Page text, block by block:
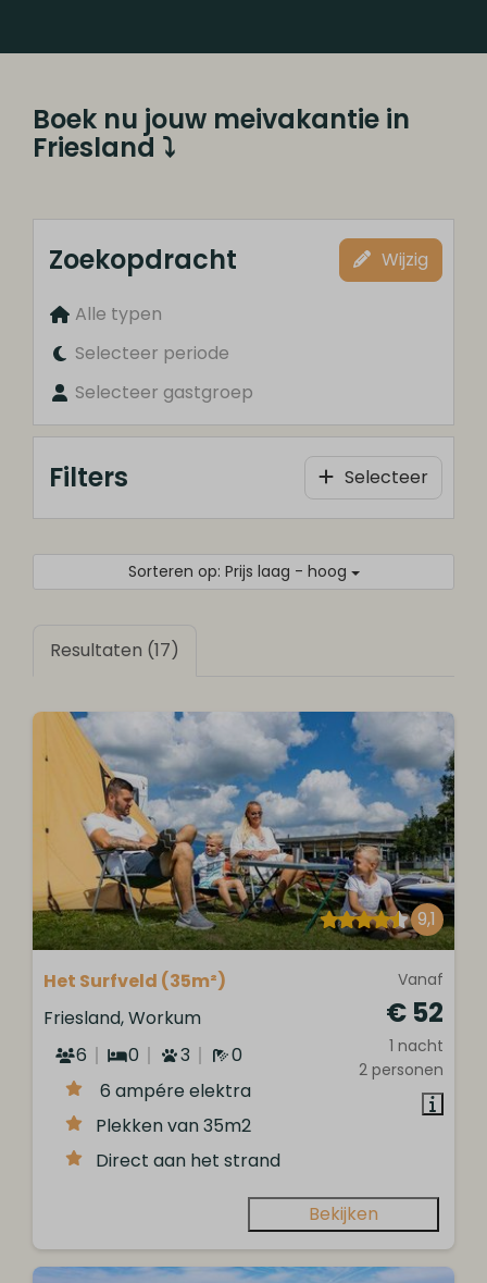
Boek nu jouw meivakantie in
Friesland ⤵
Zoekopdracht Wijzig
Alle typen
Selecteer periode
Selecteer gastgroep
Filters Selecteer
Sorteren op: Prijs laag - hoog
Resultaten (17)
9,1
Vanaf
€ 52
1 nacht
2 personen
Het Surfveld (35m²)
Friesland, Workum
6
0 3
0
6 ampére elektra
Plekken van 35m2
Direct aan het strand
Bekijken